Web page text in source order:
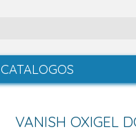
CATALOGOS
VANISH OXIGEL